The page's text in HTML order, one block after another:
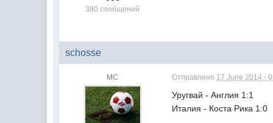
380 сообщений
schosse
МС Отправлено 17 June 2014 -
Уругвай - Англия 1:1
Италия - Коста Рика 1:0